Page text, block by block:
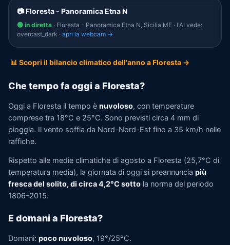
📷 Floresta - Panoramica Etna N
🟢 in diretta · Floresta - Panoramica Etna N, Sicilia ME · l'AI vede:
overcast_dark · apri la webcam →
📊 Scopri il bilancio climatico dell'anno a Floresta →
Che tempo fa oggi a Floresta?
Oggi a Floresta il tempo è nuvoloso, con temperature
comprese tra 18°C e 25°C. Sono previsti circa 4 mm di
pioggia. Il vento soffia da Nord-Nord-Est fino a 35 km/h nelle
raffiche.
Rispetto alle medie climatiche di agosto a Floresta (25,7°C di
temperatura media), la giornata di oggi si preannuncia più
fresca del solito, di circa 4,2°C sotto la norma del periodo
1806–2015.
E domani a Floresta?
Domani: poco nuvoloso, 19°/25°C.